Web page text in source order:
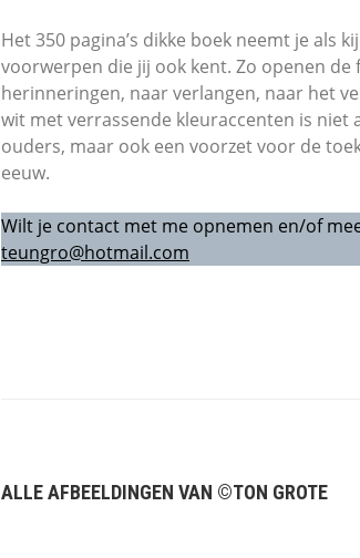
Het 350 pagina’s dikke boek neemt je als
voorwerpen die jij ook kent. Zo openen de
herinneringen, naar verlangen, naar het
wit met verrassende kleuraccenten is niet
ouders, maar ook een voorzet voor de
eeuw.
Wilt je contact met me opnemen en/of
teungro@hotmail.com
ALLE AFBEELDINGEN VAN ©TON GROTE